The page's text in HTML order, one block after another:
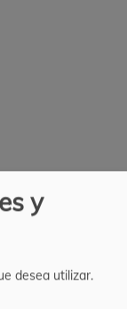
y
desea utilizar.